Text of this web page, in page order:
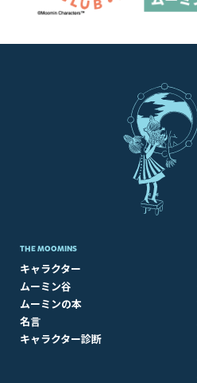
THE MOOMINS
キャラクター
ムーミン谷
ムーミンの本
名言
キャラクター診断